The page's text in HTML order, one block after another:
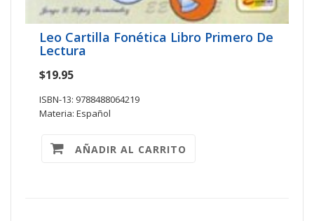
Leo Cartilla Fonética Libro Primero De
Lectura
$19.95
ISBN-13: 9788488064219
Materia: Español
AÑADIR AL CARRITO